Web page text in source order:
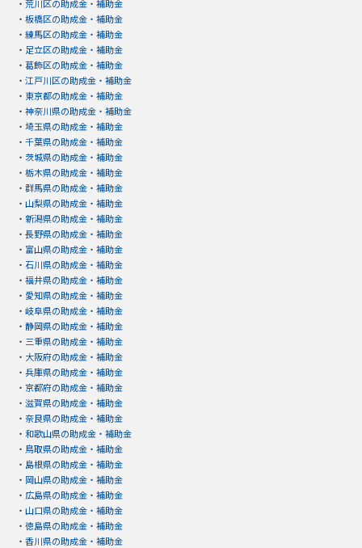
・ 荒川区の助成金・補助金
・ 板橋区の助成金・補助金
・ 練馬区の助成金・補助金
・ 足立区の助成金・補助金
・ 葛飾区の助成金・補助金
・ 江戸川区の助成金・補助金
・ 東京都の助成金・補助金
・ 神奈川県の助成金・補助金
・ 埼玉県の助成金・補助金
・ 千葉県の助成金・補助金
・ 茨城県の助成金・補助金
・ 栃木県の助成金・補助金
・ 群馬県の助成金・補助金
・ 山梨県の助成金・補助金
・ 新潟県の助成金・補助金
・ 長野県の助成金・補助金
・ 富山県の助成金・補助金
・ 石川県の助成金・補助金
・ 福井県の助成金・補助金
・ 愛知県の助成金・補助金
・ 岐阜県の助成金・補助金
・ 静岡県の助成金・補助金
・ 三重県の助成金・補助金
・ 大阪府の助成金・補助金
・ 兵庫県の助成金・補助金
・ 京都府の助成金・補助金
・ 滋賀県の助成金・補助金
・ 奈良県の助成金・補助金
・ 和歌山県の助成金・補助金
・ 鳥取県の助成金・補助金
・ 島根県の助成金・補助金
・ 岡山県の助成金・補助金
・ 広島県の助成金・補助金
・ 山口県の助成金・補助金
・ 徳島県の助成金・補助金
・ 香川県の助成金・補助金